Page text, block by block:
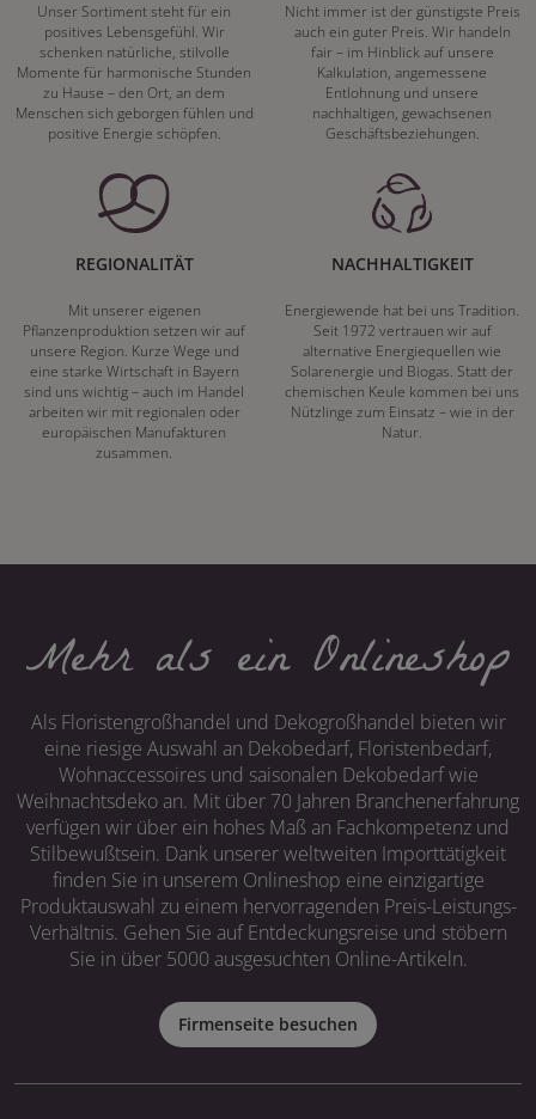
Unser Sortiment steht für ein
positives Lebensgefühl. Wir
schenken natürliche, stilvolle
Momente für harmonische Stunden
zu Hause – den Ort, an dem
Menschen sich geborgen fühlen und
positive Energie schöpfen.
Nicht immer ist der günstigste Preis
auch ein guter Preis. Wir handeln
fair – im Hinblick auf unsere
Kalkulation, angemessene
Entlohnung und unsere
nachhaltigen, gewachsenen
Geschäftsbeziehungen.
REGIONALITÄT
Mit unserer eigenen
Pflanzenproduktion setzen wir auf
unsere Region. Kurze Wege und
eine starke Wirtschaft in Bayern
sind uns wichtig – auch im Handel
arbeiten wir mit regionalen oder
europäischen Manufakturen
zusammen.
NACHHALTIGKEIT
Energiewende hat bei uns Tradition.
Seit 1972 vertrauen wir auf
alternative Energiequellen wie
Solarenergie und Biogas. Statt der
chemischen Keule kommen bei uns
Nützlinge zum Einsatz – wie in der
Natur.
Mehr als ein Onlineshop
Als Floristengroßhandel und Dekogroßhandel bieten wir
eine riesige Auswahl an Dekobedarf, Floristenbedarf,
Wohnaccessoires und saisonalen Dekobedarf wie
Weihnachtsdeko an. Mit über 70 Jahren Branchenerfahrung
verfügen wir über ein hohes Maß an Fachkompetenz und
Stilbewußtsein. Dank unserer weltweiten Importtätigkeit
finden Sie in unserem Onlineshop eine einzigartige
Produktauswahl zu einem hervorragenden Preis-Leistungs-
Verhältnis. Gehen Sie auf Entdeckungsreise und stöbern
Sie in über 5000 ausgesuchten Online-Artikeln.
Firmenseite besuchen